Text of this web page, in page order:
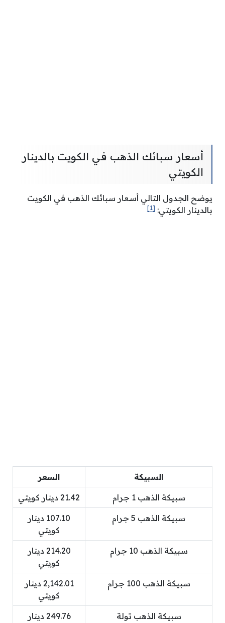
أسعار سبائك الذهب في الكويت بالدينار
الكويتي
يوضح الجدول التالي أسعار سبائك الذهب في الكويت
بالدينار الكويتي: [1]
السبيكة السعر
سبيكة الذهب 1 جرام 21.42 دينار كويتي
سبيكة الذهب 5 جرام
107.10 دينار
كويتي
سبيكة الذهب 10 جرام
214.20 دينار
كويتي
سبيكة الذهب 100 جرام
2,142.01 دينار
كويتي
سبيكة الذهب تولة 249.76 دينار